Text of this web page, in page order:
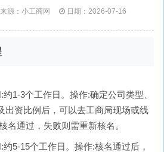
源：小工商网 日期：2026-07-16
约1-3个工作日。操作:确定公司类型、
出资比例后，可以去工商局现场或线
名通过，失败则需重新核名。
约5-15个工作日。操作:核名通过后，